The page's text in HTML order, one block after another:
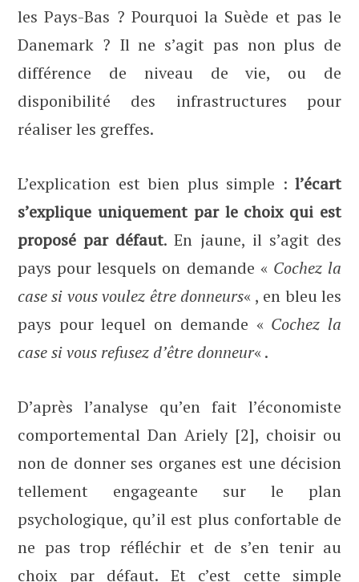
les Pays-Bas ? Pourquoi la Suède et pas le
Danemark ? Il ne s’agit pas non plus de
différence de niveau de vie, ou de
disponibilité des infrastructures pour
réaliser les greffes.
L’explication est bien plus simple : l’écart
s’explique uniquement par le choix qui est
proposé par défaut. En jaune, il s’agit des
pays pour lesquels on demande « Cochez la
case si vous voulez être donneurs« , en bleu les
pays pour lequel on demande « Cochez la
case si vous refusez d’être donneur« .
D’après l’analyse qu’en fait l’économiste
comportemental Dan Ariely [2], choisir ou
non de donner ses organes est une décision
tellement engageante sur le plan
psychologique, qu’il est plus confortable de
ne pas trop réfléchir et de s’en tenir au
choix par défaut. Et c’est cette simple